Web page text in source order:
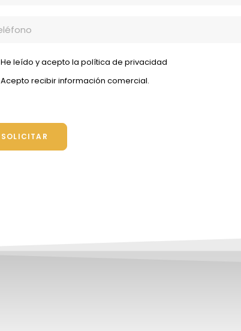
He leído y acepto la política de privacidad
Acepto recibir información comercial.